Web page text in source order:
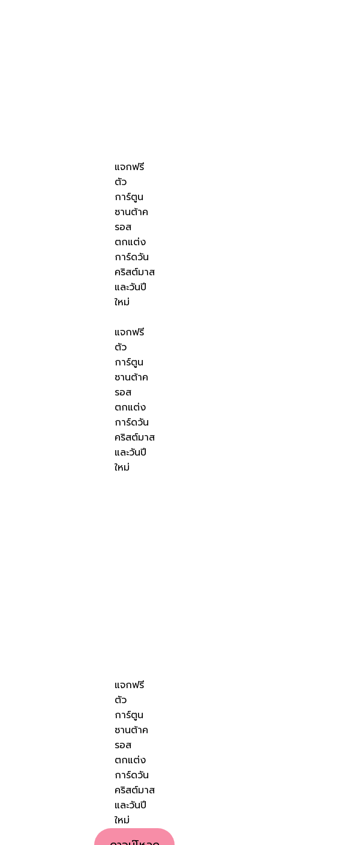
แจกฟรี
ตัว
การ์ตูน
ซานต้าค
รอส
ตกแต่ง
การ์ดวัน
คริสต์มาส
และวันปี
ใหม่
แจกฟรี
ตัว
การ์ตูน
ซานต้าค
รอส
ตกแต่ง
การ์ดวัน
คริสต์มาส
และวันปี
ใหม่
แจกฟรี
ตัว
การ์ตูน
ซานต้าค
รอส
ตกแต่ง
การ์ดวัน
คริสต์มาส
และวันปี
ใหม่